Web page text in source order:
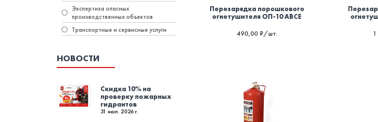
Экспертиза опасных
производственных объектов
Транспортные и сервисные услуги
НОВОСТИ
Скидка 10% на
проверку пожарных
гидрантов
31 июл. 2026 г.
Перезарядка порошкового
огнетушителя ОП-10 ABCE
490,00 ₽/шт.